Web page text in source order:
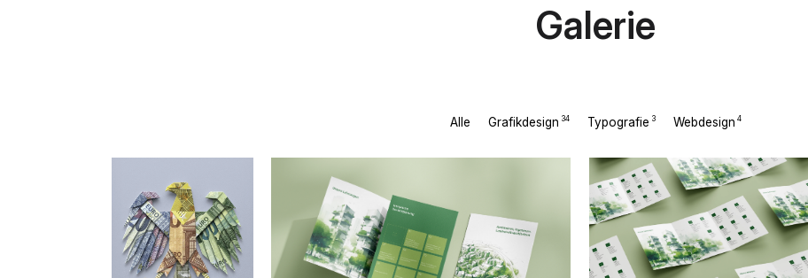
Galerie
Alle Grafikdesign 34 Typografie 3 Webdesign 4